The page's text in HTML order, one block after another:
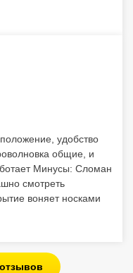
удобство
общие, и
Минусы: Сломан
смотреть
воняет носками